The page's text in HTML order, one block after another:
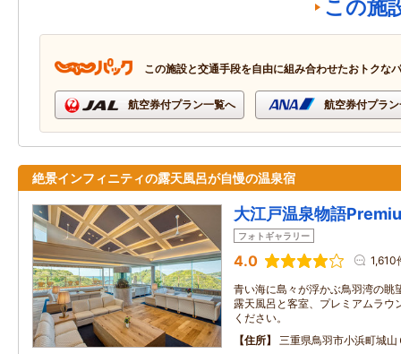
この施
この施設と交通手段を自由に組み合わせたおトクな
航空券付プラン一覧へ 航空券付プラ
絶景インフィニティの露天風呂が自慢の温泉宿
大江戸温泉物語
フォトギャラリー
4.0 1,610
青い海に島々が浮かぶ鳥羽湾の眺
露天風呂と客室、プレミアムラウ
ください。
住所
三重県鳥羽市小浜町城山